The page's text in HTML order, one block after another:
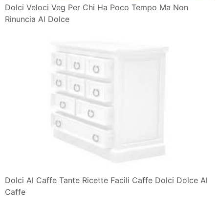
Dolci Veloci Veg Per Chi Ha Poco Tempo Ma Non
Rinuncia Al Dolce
Dolci Al Caffe Tante Ricette Facili Caffe Dolci Dolce Al
Caffe